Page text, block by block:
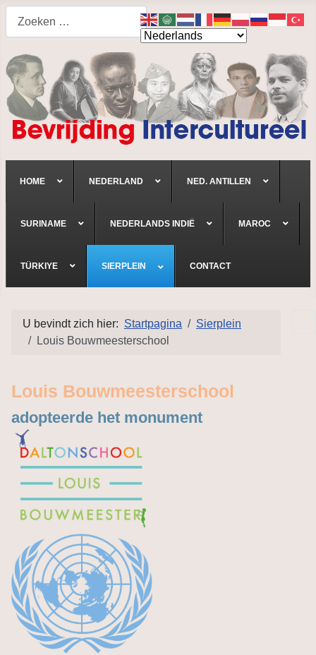
HOME NEDERLAND NED. ANTILLEN
SURINAME NEDERLANDS INDIË MAROC
TÜRKIYE SIERPLEIN CONTACT
U bevindt zich hier: Startpagina
Sierplein
Louis Bouwmeesterschool
Louis Bouwmeesterschool
adopteerde het monument